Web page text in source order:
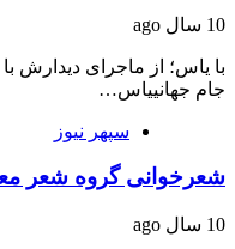
10 سال ago
با یاس؛ از ماجرای دیدارش
جام جهانییاس…
سپهر نیوز
شعرخوانی گروه شعر
10 سال ago